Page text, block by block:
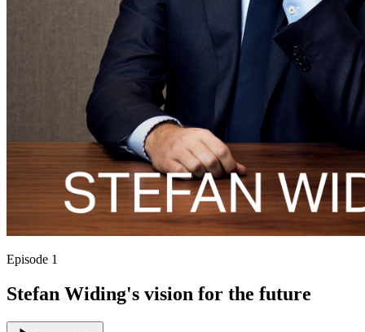
Episode 1
Stefan Widing's vision for the future